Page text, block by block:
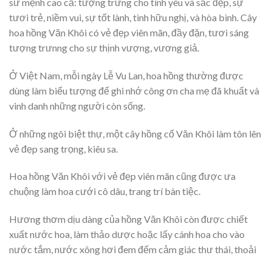
tươi trẻ, niềm vui, sự tốt lành, tình hữu nghị, và hòa bình. Cây
hoa hồng Văn Khôi có vẻ đẹp viên mãn, đầy đặn, tươi sáng
tượng trưnng cho sự thịnh vượng, vương giả.
Ở Việt Nam, mỗi ngày Lễ Vu Lan, hoa hồng thường được
dùng làm biểu tượng để ghi nhớ công ơn cha mẹ đã khuất và
vinh danh những người còn sống.
Ở những ngôi biệt thự, một cây hồng cổ Văn Khôi làm tôn lên
vẻ đẹp sang trọng, kiêu sa.
Hoa hồng Văn Khôi với vẻ đẹp viên mãn cũng được ưa
chuộng làm hoa cưới cô dâu, trang trí bàn tiệc.
Hương thơm dịu dàng của hồng Văn Khôi còn được chiết
xuất nước hoa, làm thảo dược hoặc lấy cánh hoa cho vào
nước tắm, nước xông hơi đem đếm cảm giác thư thái, thoải